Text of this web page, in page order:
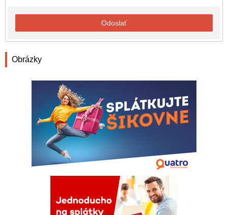
Odoslať
Obrázky